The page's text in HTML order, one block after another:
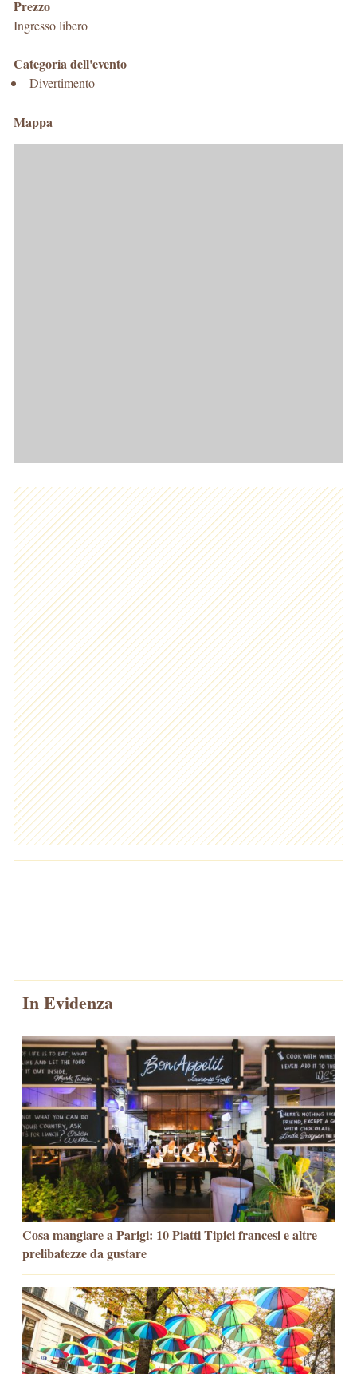
Prezzo
Ingresso libero
Categoria dell'evento
Divertimento
Mappa
In Evidenza
Cosa mangiare a Parigi: 10 Piatti Tipici francesi e altre
prelibatezze da gustare